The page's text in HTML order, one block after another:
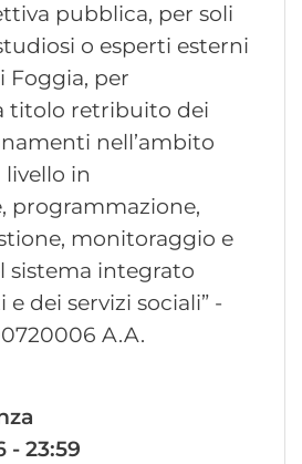
pubblica, per soli
o esperti esterni
Foggia, per
titolo retribuito dei
nell’ambito
livello in
programmazione,
monitoraggio e
sistema integrato
dei servizi sociali” -
A.A.
- 23:59